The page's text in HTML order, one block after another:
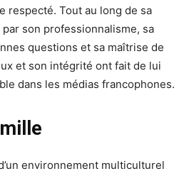
respecté. Tout au long de sa
son professionnalisme, sa
questions et sa maîtrise de
et son intégrité ont fait de lui
dans les médias francophones.
environnement multiculturel